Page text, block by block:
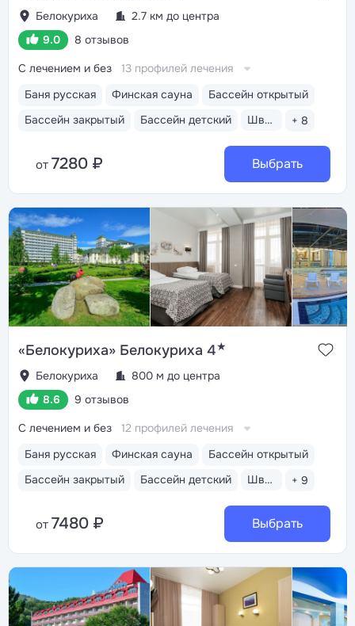
Белокуриха
2.7 км до центра
9.0
8 отзывов
Баня русская Финская сауна
Бассейн открытый
Бассейн закрытый
Бассейн детский Шведский стол + 8
С лечением и без 13 профилей лечения
от 7280 ₽ Выбрать
«Белокуриха» Белокуриха 4★
Белокуриха
800 м до центра
8.6
9 отзывов
Баня русская Финская сауна
Бассейн открытый
Бассейн закрытый
Бассейн детский Шведский стол + 9
С лечением и без 12 профилей лечения
от 7480 ₽ Выбрать